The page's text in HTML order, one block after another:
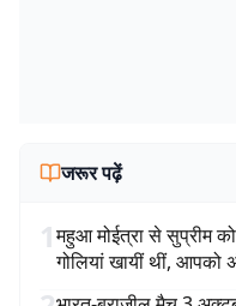
जरूर पढ़ें
1महुआ मोईत्रा से सुप्रीम
गोलियां खायीं थीं, आपको